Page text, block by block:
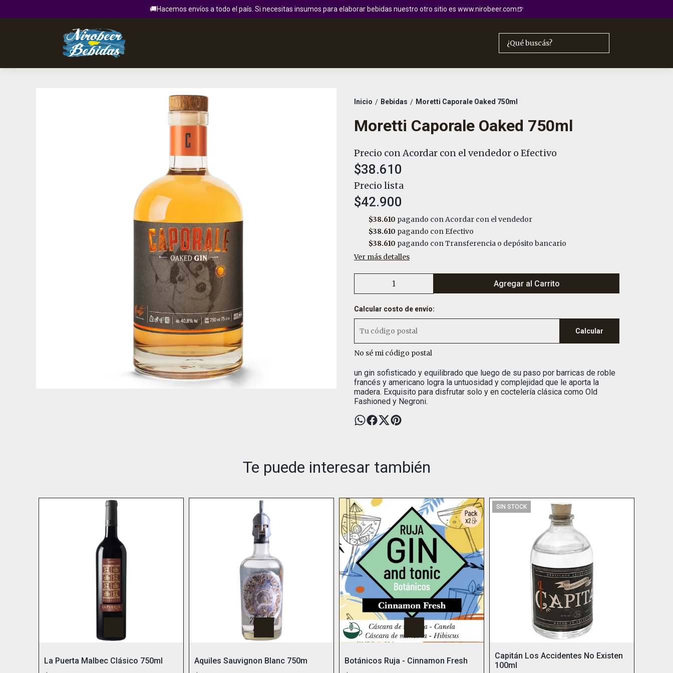
🚚Hacemos envíos a todo el país. Si necesitas insumos para elaborar bebidas nuestro otro sitio es www.nirobeer.com🍺
Inicio / Bebidas / Moretti Caporale Oaked 750ml
Moretti Caporale Oaked 750ml
Precio con Acordar con el vendedor o Efectivo
$38.610
Precio lista
$42.900
$38.610 pagando con Acordar con el vendedor
$38.610 pagando con Efectivo
$38.610 pagando con Transferencia o depósito bancario
Ver más detalles
Agregar al Carrito
Calcular costo de envío:
Calcular
No sé mi código postal
un gin sofisticado y equilibrado que luego de su paso por barricas de roble
francés y americano logra la untuosidad y complejidad que le aporta la
madera. Exquisito para disfrutar solo y en coctelería clásica como Old
Fashioned y Negroni.
Te puede interesar también
La Puerta Malbec Clásico 750ml Aquiles Sauvignon Blanc 750m Botánicos Ruja - Cinnamon Fresh
SIN STOCK
Capitán Los Accidentes No Existen
100ml